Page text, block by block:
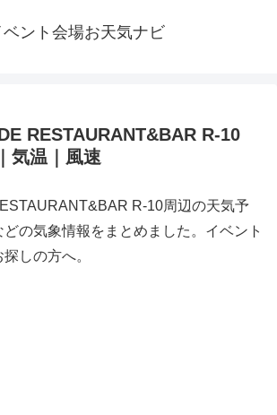
ベント会場お天気ナビ
RESTAURANT&BAR R-10
気温｜風速
R-10周辺の天気予
の気象情報をまとめました。イベント
しの方へ。